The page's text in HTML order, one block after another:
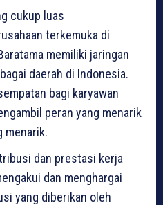
cukup luas
terkemuka di
memiliki jaringan
daerah di Indonesia.
bagi karyawan
peran yang menarik
menarik.
dan prestasi kerja
dan menghargai
yang diberikan oleh